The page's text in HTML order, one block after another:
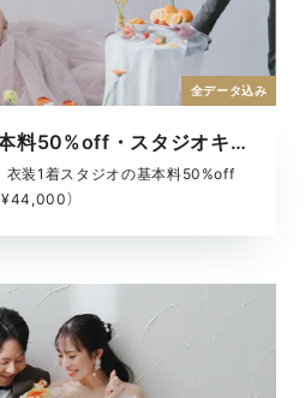
【7〜9月限定】基本料50%off・スタジオキャンペーン
衣装1着スタジオの基本料50%off
）
全データ込み